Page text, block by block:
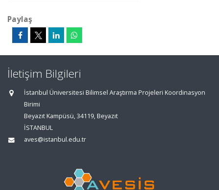
Paylaş
İletişim Bilgileri
İstanbul Üniversitesi Bilimsel Araştırma Projeleri Koordinasyon
Birimi
Beyazıt Kampüsü, 34119, Beyazıt
İSTANBUL
aves@istanbul.edu.tr